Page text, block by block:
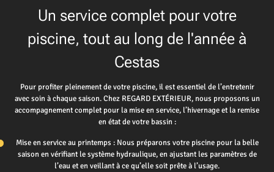
Un service complet pour votre
piscine, tout au long de l'année à
Cestas
Pour profiter pleinement de votre piscine, il est essentiel de l’entretenir
avec soin à chaque saison. Chez REGARD EXTÉRIEUR, nous proposons un
accompagnement complet pour la mise en service, l’hivernage et la remise
en état de votre bassin :
Mise en service au printemps : Nous préparons votre piscine pour la belle
saison en vérifiant le système hydraulique, en ajustant les paramètres de
l’eau et en veillant à ce qu’elle soit prête à l’usage.